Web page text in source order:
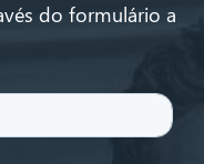
do formulário a